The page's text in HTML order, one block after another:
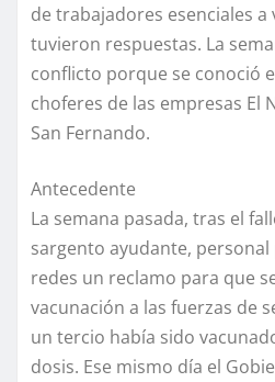
de trabajadores esenciales a
tuvieron respuestas. La
conflicto porque se conoció
choferes de las empresas El
San Fernando.
Antecedente
La semana pasada, tras el
sargento ayudante,
redes un reclamo para que
vacunación a las fuerzas de
un tercio había sido
dosis. Ese mismo día el